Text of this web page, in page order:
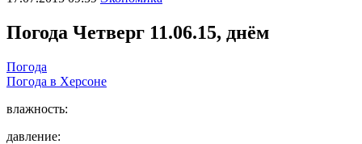
Погода Четверг 11.06.15, днём
Погода
Погода в Херсоне
влажность:
давление: